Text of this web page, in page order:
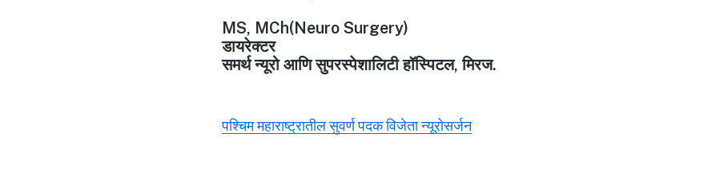
MS, MCh(Neuro Surgery)
डायरेक्टर
समर्थ न्यूरो आणि सुपरस्पेशालिटी हॉस्पिटल, मिरज.
पश्चिम महाराष्ट्रातील सुवर्ण पदक विजेता न्यूरोसर्जन